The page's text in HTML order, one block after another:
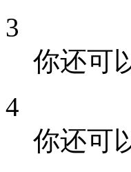
3
你还可
4
你还可